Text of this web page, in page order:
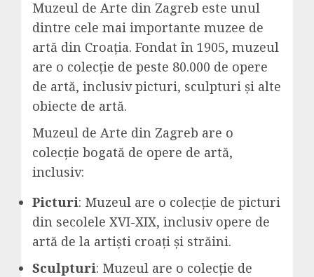
Muzeul de Arte din Zagreb este unul
dintre cele mai importante muzee de
artă din Croația. Fondat în 1905, muzeul
are o colecție de peste 80.000 de opere
de artă, inclusiv picturi, sculpturi și alte
obiecte de artă.
Muzeul de Arte din Zagreb are o
colecție bogată de opere de artă,
inclusiv:
Picturi: Muzeul are o colecție de picturi
din secolele XVI-XIX, inclusiv opere de
artă de la artiști croați și străini.
Sculpturi: Muzeul are o colecție de